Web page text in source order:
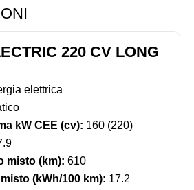
220 CV LONG
elettrica
kW CEE (cv): 160 (220)
misto (km): 610
(kWh/100 km): 17.2